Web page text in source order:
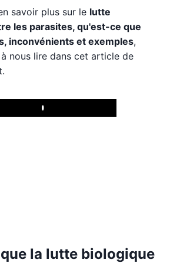
savoir plus sur le lutte
les parasites, qu'est-ce que
inconvénients et exemples,
nous lire dans cet article de
Play
la lutte biologique